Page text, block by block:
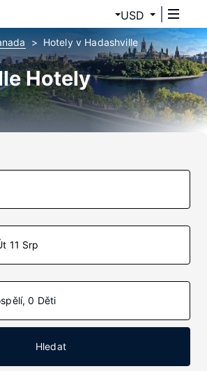
USD
Hotely v Hadashville
Hotely
11 Srp
0 Děti
Hledat